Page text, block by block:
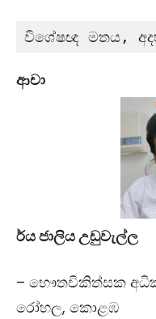
විශේෂඥ මතය,
ආචා
ර්ය ජාලිය උඩුවැල්ල
– භෞතචිකිත්සක
රෝහල, කොළඹ